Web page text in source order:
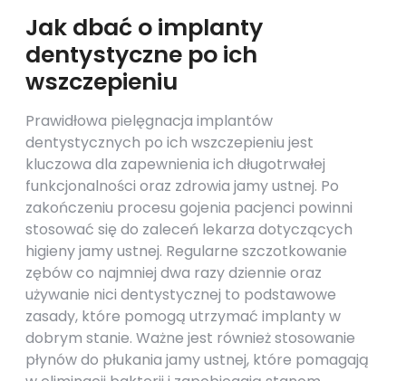
Jak dbać o implanty
dentystyczne po ich
wszczepieniu
Prawidłowa pielęgnacja implantów
dentystycznych po ich wszczepieniu jest
kluczowa dla zapewnienia ich długotrwałej
funkcjonalności oraz zdrowia jamy ustnej. Po
zakończeniu procesu gojenia pacjenci powinni
stosować się do zaleceń lekarza dotyczących
higieny jamy ustnej. Regularne szczotkowanie
zębów co najmniej dwa razy dziennie oraz
używanie nici dentystycznej to podstawowe
zasady, które pomogą utrzymać implanty w
dobrym stanie. Ważne jest również stosowanie
płynów do płukania jamy ustnej, które pomagają